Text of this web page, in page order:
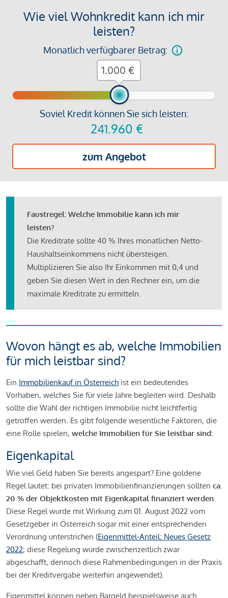
Wie viel Wohnkredit kann ich mir
leisten?
Monatlich verfügbarer Betrag:
Soviel Kredit können Sie sich leisten:
241.960 €
zum Angebot
€
Faustregel: Welche Immobilie kann ich mir
leisten?
Die Kreditrate sollte 40 % Ihres monatlichen Netto-
Haushaltseinkommens nicht übersteigen.
Multiplizieren Sie also Ihr Einkommen mit 0,4 und
geben Sie diesen Wert in den Rechner ein, um die
maximale Kreditrate zu ermitteln.
Wovon hängt es ab, welche Immobilien
für mich leistbar sind?
Ein Immobilienkauf in Österreich ist ein bedeutendes
Vorhaben, welches Sie für viele Jahre begleiten wird. Deshalb
sollte die Wahl der richtigen Immobilie nicht leichtfertig
getroffen werden. Es gibt folgende wesentliche Faktoren, die
eine Rolle spielen, welche Immobilien für Sie leistbar sind:
Eigenkapital
Wie viel Geld haben Sie bereits angespart? Eine goldene
Regel lautet: bei privaten Immobilienfinanzierungen sollten ca.
20 % der Objektkosten mit Eigenkapital finanziert werden.
Diese Regel wurde mit Wirkung zum 01. August 2022 vom
Gesetzgeber in Österreich sogar mit einer entsprechenden
Verordnung unterstrichen (Eigenmittel-Anteil: Neues Gesetz
2022; diese Regelung wurde zwischenzeitlich zwar
abgeschafft, dennoch diese Rahmenbedingungen in der Praxis
bei der Kreditvergabe weiterhin angewendet).
Eigenmittel können neben Bargeld beispielsweise auch